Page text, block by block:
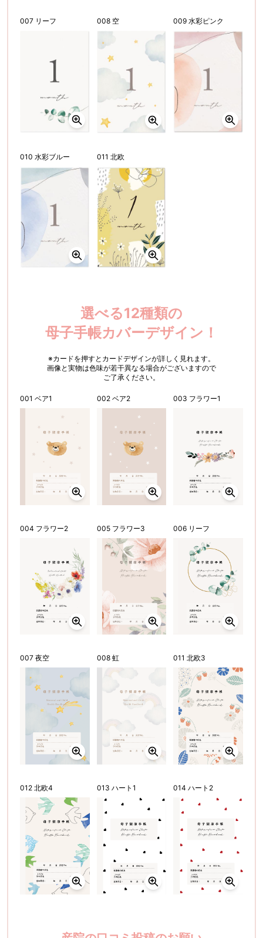
007 リーフ 008 空 009 水彩ピンク
010 水彩ブルー 011 北欧
選べる12種類の
母子手帳カバーデザイン！
※カードを押すとカードデザインが詳しく見れます。
画像と実物は色味が若干異なる場合がございますので
ご了承ください。
001 ベア1 002 ベア2 003 フラワー1
004 フラワー2 005 フラワー3 006 リーフ
007 夜空 008 虹 011 北欧3
012 北欧4 013 ハート1 014 ハート2